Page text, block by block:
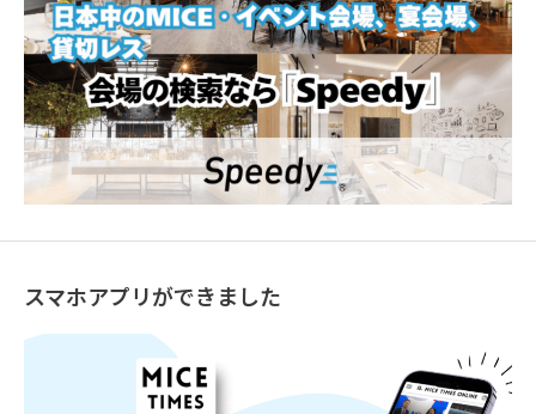
スマホアプリができました